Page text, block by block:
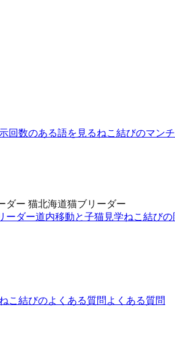
回数のある語を見るねこ結びのマン
ダー 猫北海道猫ブリーダー
ーダー道内移動と子猫見学ねこ結び
ねこ結びのよくある質問 よくある質問